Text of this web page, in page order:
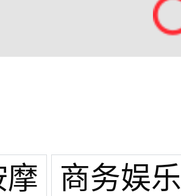
摩 商务娱乐